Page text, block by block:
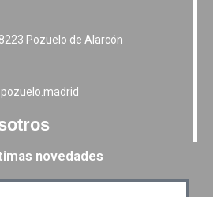
Pozuelo de Alarcón
novedades